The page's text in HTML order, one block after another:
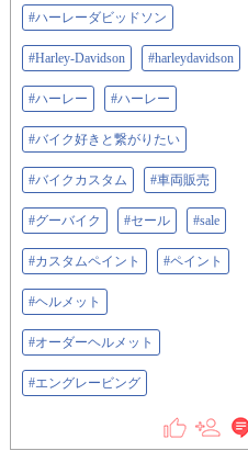
#ハーレーダビッドソン
#Harley-Davidson #harleydavidson
#ハーレー #ハーレー
#バイク好きと繋がりたい
#バイクカスタム #車両販売
#グーバイク #セール #sale
#カスタムペイント #ペイント
#ヘルメット
#オーダーヘルメット
#エングレービング